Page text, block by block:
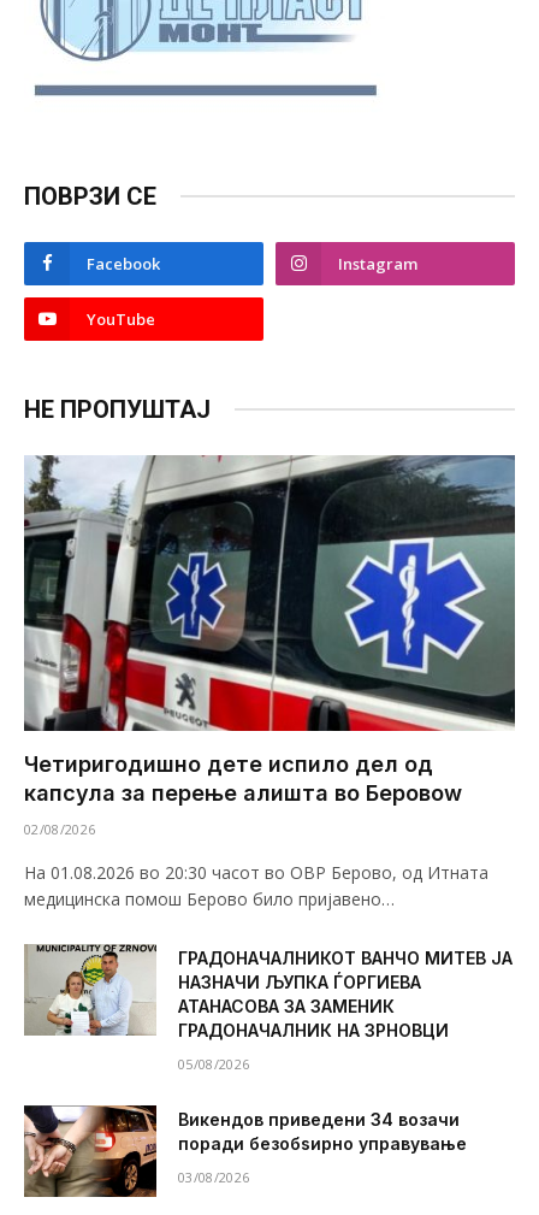
ПОВРЗИ СЕ
Facebook Instagram
YouTube
НЕ ПРОПУШТАЈ
Четиригодишно дете испило дел од
капсула за перење алишта во Беровоw
02/08/2026
На 01.08.2026 во 20:30 часот во ОВР Берово, од Итната
медицинска помош Берово било пријавено…
ГРАДОНАЧАЛНИКОТ ВАНЧО МИТЕВ ЈА
НАЗНАЧИ ЉУПКА ЃОРГИЕВА
АТАНАСОВА ЗА ЗАМЕНИК
ГРАДОНАЧАЛНИК НА ЗРНОВЦИ
05/08/2026
Викендов приведени 34 возачи
поради безобѕирно управување
03/08/2026